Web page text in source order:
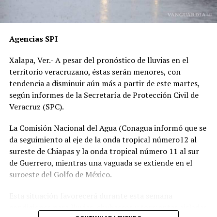
“Hoy fue mi Abraham,
mañana puede ser alguien
de tu familia. El homicida
sigue libre y operando en
las carreteras”, expresó un
familiar, exigiendo justicia.
El caso ha encendido el debate sobre la corrupción en la
Fiscalía y la impunidad que beneficia a conductores
responsables de muertes viales.
Agencias SPI
Xalapa, Ver.- A pesar del pronóstico de lluvias en el
territorio veracruzano, éstas serán menores, con
tendencia a disminuir aún más a partir de este martes,
según informes de la Secretaría de Protección Civil de
Veracruz (SPC).
La Comisión Nacional del Agua (Conagua informó que se
da seguimiento al eje de la onda tropical número12 al
sureste de Chiapas y la onda tropical número 11 al sur
de Guerrero, mientras una vaguada se extiende en el
suroeste del Golfo de México.